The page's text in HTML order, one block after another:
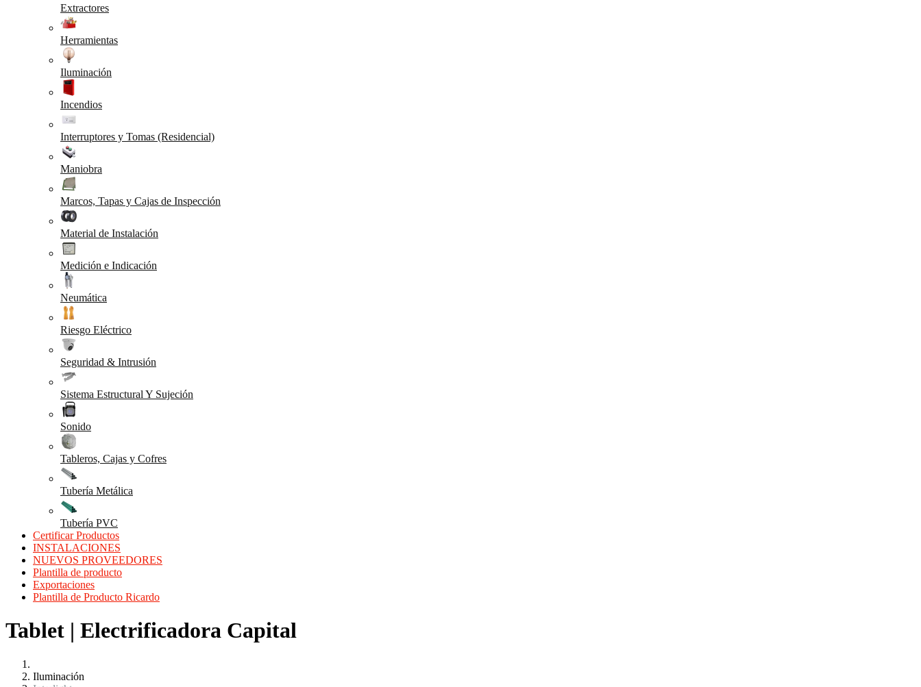
Extractores
Herramientas
Iluminación
Incendios
Interruptores y Tomas (Residencial)
Maniobra
Marcos, Tapas y Cajas de Inspección
Material de Instalación
Medición e Indicación
Neumática
Riesgo Eléctrico
Seguridad & Intrusión
Sistema Estructural Y Sujeción
Sonido
Tableros, Cajas y Cofres
Tubería Metálica
Tubería PVC
Certificar Productos
INSTALACIONES
NUEVOS PROVEEDORES
Plantilla de producto
Exportaciones
Plantilla de Producto Ricardo
Tablet | Electrificadora Capital
Iluminación